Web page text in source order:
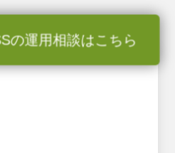
の運用相談はこちら